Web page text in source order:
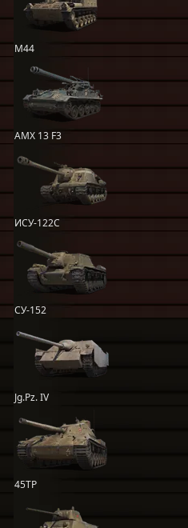
M44
AMX 13 F3
ИСУ-122С
СУ-152
Jg.Pz. IV
45TP